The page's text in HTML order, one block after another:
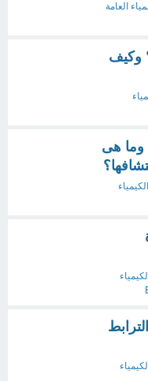
العامة
وكيف
وما هى
الكيمياء
الكيمياء
الكيمياء